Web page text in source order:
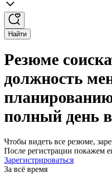
Найти
Резюме
должность
полный день
Чтобы видеть все резюме,
После регистрации покажем
Зарегистрироваться
За всё время